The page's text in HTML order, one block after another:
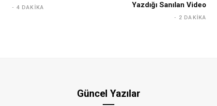
4 DAKIKA
Yazdığı Sanılan Video
2 DAKIKA
Güncel Yazılar